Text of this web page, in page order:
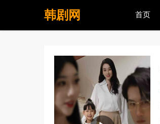
韩剧网 首页